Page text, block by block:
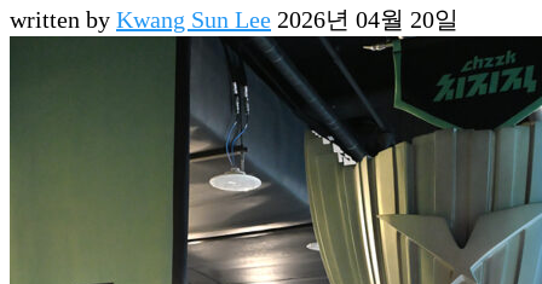
written by Kwang Sun Lee 2026년 04월 20일